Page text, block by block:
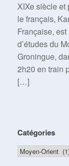
XIXe siècle
le français,
Française,
d’études du
Groningue,
2h20 en train
[…]
Catégories
Catégories